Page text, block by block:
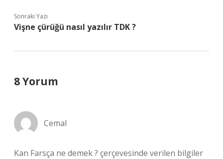
Sonraki Yazı
Vişne çürüğü nasıl yazılır TDK ?
8 Yorum
Cemal
Kan Farsça ne demek ? çerçevesinde verilen bilgiler